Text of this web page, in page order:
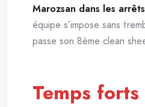
Marozsan dans les
équipe s’impose sans
passe son 8ème clean
Temps forts